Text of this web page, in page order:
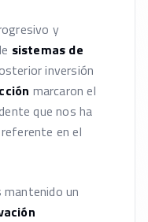
y
sistemas de
inversión
marcaron el
que nos ha
en el
un